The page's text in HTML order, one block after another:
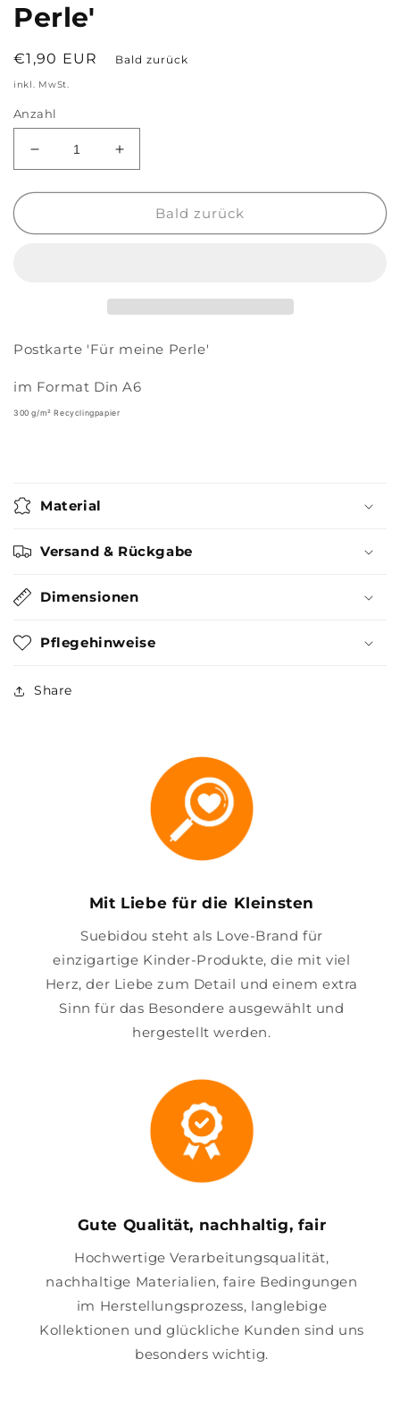
Perle'
Normaler
Preis
€1,90 EUR Bald zurück
inkl. MwSt.
Anzahl
Verringere
die
Menge
Postkarte
Erhöhe
die
Menge
Postkarte
Bald zurück
Postkarte 'Für meine Perle'
im Format Din A6
300 g/m² Recyclingpapier
Material
Versand & Rückgabe
Dimensionen
Pflegehinweise
Share
Mit Liebe für die Kleinsten
Suebidou steht als Love-Brand für
einzigartige Kinder-Produkte, die mit viel
Herz, der Liebe zum Detail und einem extra
Sinn für das Besondere ausgewählt und
hergestellt werden.
Gute Qualität, nachhaltig, fair
Hochwertige Verarbeitungsqualität,
nachhaltige Materialien, faire Bedingungen
im Herstellungsprozess, langlebige
Kollektionen und glückliche Kunden sind uns
besonders wichtig.